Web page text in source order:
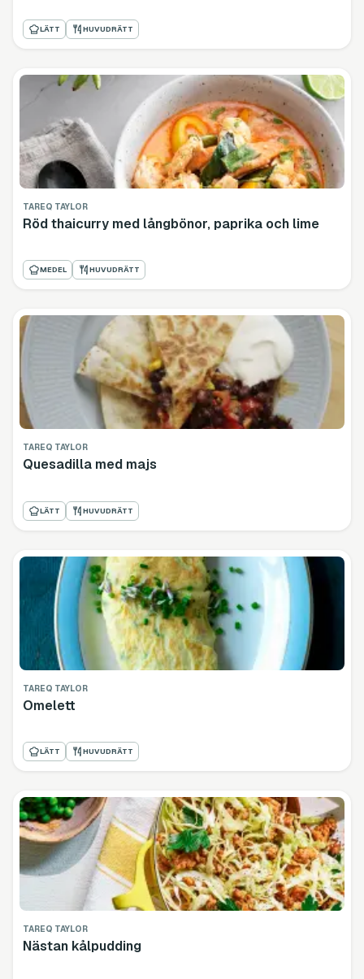
LÄTT HUVUDRÄTT
TAREQ TAYLOR
Röd thaicurry med långbönor, paprika och lime
MEDEL HUVUDRÄTT
TAREQ TAYLOR
Quesadilla med majs
LÄTT HUVUDRÄTT
TAREQ TAYLOR
Omelett
LÄTT HUVUDRÄTT
TAREQ TAYLOR
Nästan kålpudding